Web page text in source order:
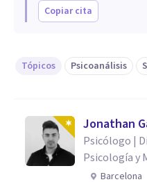
Copiar cita
Tópicos Psicoanálisis
Jonathan
Psicólogo |
Psicología y
Barcelona